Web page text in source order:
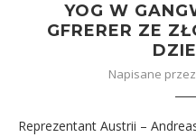
YOG W
GFRERER ZE
Napisane przez
Reprezentant Austrii –